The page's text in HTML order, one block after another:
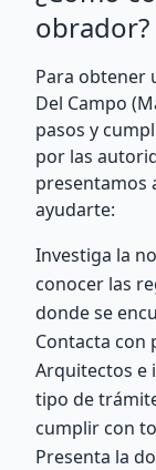
obrador?
Para obtener
Del Campo
pasos y
por las
presentamos
ayudarte:
Investiga la
conocer las
donde se
Contacta con
Arquitectos e
tipo de
cumplir con
Presenta la